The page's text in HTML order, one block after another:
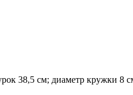
38,5 см; диаметр кружки 8